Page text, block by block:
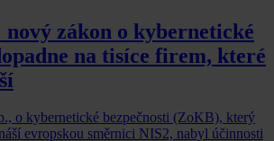
zákon o kybernetické
na tisíce firem, které
o kybernetické bezpečnosti (ZoKB), který
evropskou směrnici NIS2, nabyl účinnosti